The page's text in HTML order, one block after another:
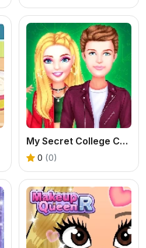
My Secret College Crush
0 (0)